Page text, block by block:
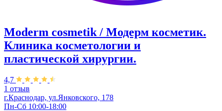
Moderm cosmetik / Модерм косметик.
Клиника косметологии и
пластической хирургии.
4,7
1 отзыв
г.Краснодар, ул.Янковского, 178
Пн-Сб 10:00-18:00